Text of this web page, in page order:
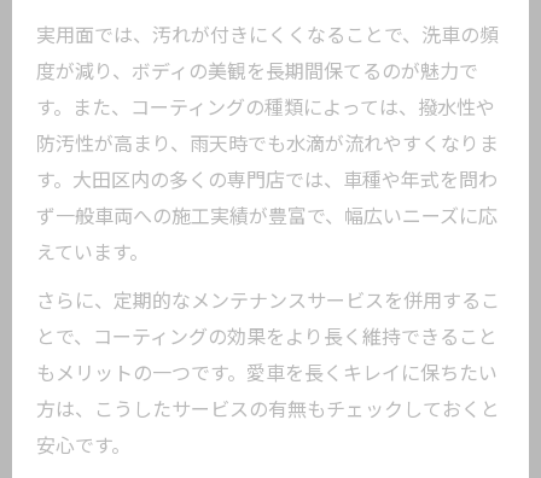
実用面では、汚れが付きにくくなることで、洗車の頻
度が減り、ボディの美観を長期間保てるのが魅力で
す。また、コーティングの種類によっては、撥水性や
防汚性が高まり、雨天時でも水滴が流れやすくなりま
す。大田区内の多くの専門店では、車種や年式を問わ
ず一般車両への施工実績が豊富で、幅広いニーズに応
えています。
さらに、定期的なメンテナンスサービスを併用するこ
とで、コーティングの効果をより長く維持できること
もメリットの一つです。愛車を長くキレイに保ちたい
方は、こうしたサービスの有無もチェックしておくと
安心です。